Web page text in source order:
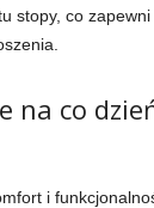
stopy, co
na co
i